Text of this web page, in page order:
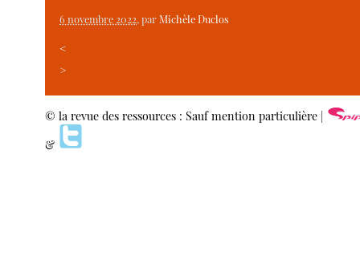
6 novembre 2022, parMichèle Duclos
<
>
© la revue des ressources : Sauf mention particulière |
&